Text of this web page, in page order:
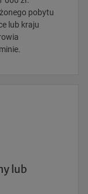
pobytu
lub kraju
lub